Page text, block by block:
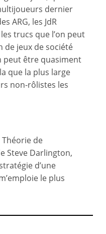
dernier
ARG, les JdR
trucs que l’on peut
de jeux de société
peut être quasiment
que la plus large
non-rôlistes les
de
Steve Darlington,
d’une
le plus